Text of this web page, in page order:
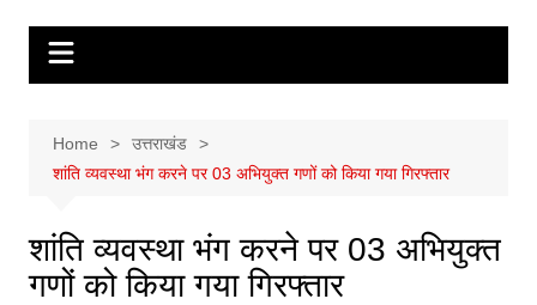
Home
उत्तराखंड
शांति व्यवस्था भंग करने पर 03 अभियुक्त गणों को किया गया गिरफ्तार
शांति व्यवस्था भंग करने पर 03 अभियुक्त
गणों को किया गया गिरफ्तार